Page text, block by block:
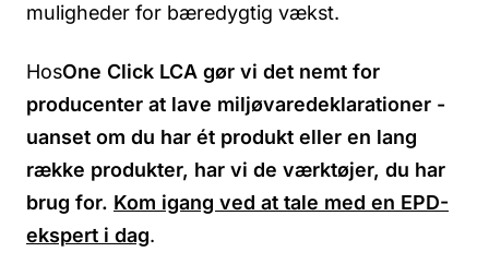
muligheder for bæredygtig vækst.
HosOne Click LCA gør vi det nemt for
producenter at lave miljøvaredeklarationer -
uanset om du har ét produkt eller en lang
række produkter, har vi de værktøjer, du har
brug for. Kom igang ved at tale med en EPD-
ekspert i dag.